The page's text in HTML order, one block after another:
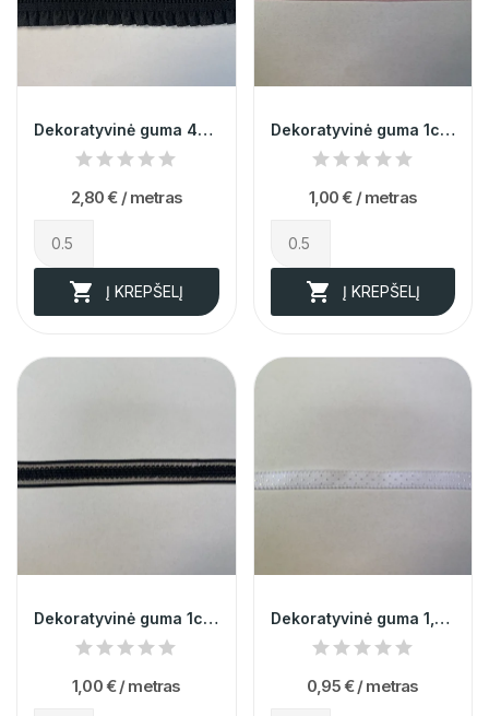
Dekoratyvinė guma 4cm 012561
2,80 € / metras
 Į KREPŠELĮ
Dekoratyvinė guma 1cm 013410
1,00 € / metras
 Į KREPŠELĮ
Dekoratyvinė guma 1cm 013411
1,00 € / metras
Dekoratyvinė guma 1,2cm 011165
0,95 € / metras